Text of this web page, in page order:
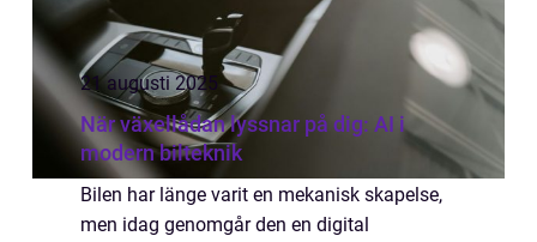
21 augusti 2025
När växellådan lyssnar på dig: AI i
modern bilteknik
Bilen har länge varit en mekanisk skapelse,
men idag genomgår den en digital